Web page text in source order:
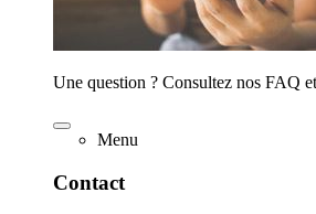
Une question ? Consultez nos FAQ
Menu
Contact